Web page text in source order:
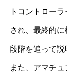
トコントロー
され、最終的に
段階を追って説
また、アマチ